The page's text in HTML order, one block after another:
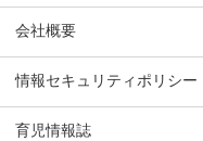
会社概要
情報セキュリティポリシー
育児情報誌